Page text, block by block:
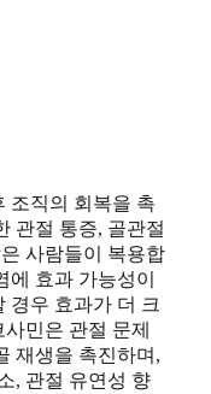
조직의 회복을 촉
관절 통증, 골관절
사람들이 복용합
효과 가능성이
경우 효과가 더 크
민은 관절 문제
재생을 촉진하며,
, 관절 유연성 향